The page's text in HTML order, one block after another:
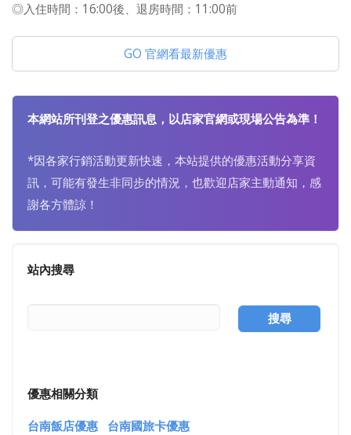
◎入住時間：16:00後、退房時間：11:00前
GO 官網看最新優惠
本網站所刊登之優惠訊息，以店家官網或現場公告為準！
*因各家行銷活動更新快速，本站提供的優惠活動分享資
訊，可能有發生非同步的情況，也歡迎店家主動通知，感
謝各方體諒！
站內搜尋
搜尋
優惠相關分類
台南飯店優惠
台南國旅卡優惠